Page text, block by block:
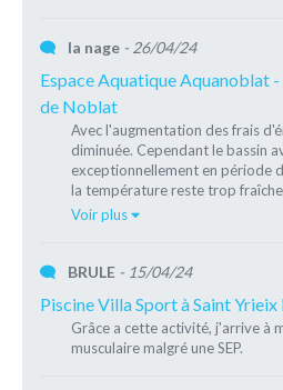
la nage - 26/04/24
Espace Aquatique Aquanoblat
de Noblat
Avec l'augmentation des frais
diminuée. Cependant le bassin
exceptionnellement en période
la température reste trop
Voir plus
BRULE - 15/04/24
Piscine Villa Sport à Saint Yrieix
Grâce a cette activité, j'arrive à
musculaire malgré une SEP.